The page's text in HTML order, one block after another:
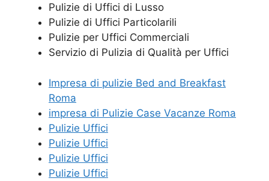
Pulizie di Uffici di Lusso
Pulizie di Uffici Particolarili
Pulizie per Uffici Commerciali
Servizio di Pulizia di Qualità per Uffici
Impresa di pulizie Bed and Breakfast
Roma
impresa di Pulizie Case Vacanze Roma
Pulizie Uffici
Pulizie Uffici
Pulizie Uffici
Pulizie Uffici